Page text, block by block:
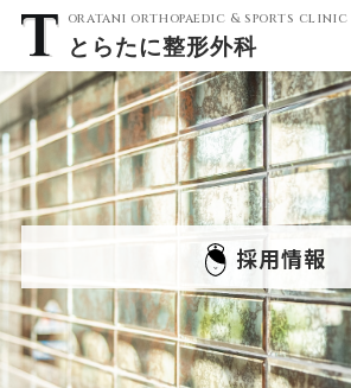
oratani orthopaedic & sports clinic
とらたに整形外科
採用情報